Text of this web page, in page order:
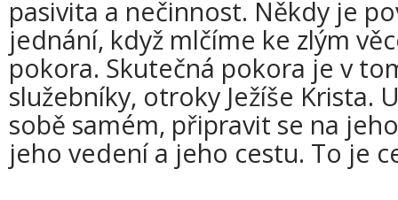
pasivita a nečinnost. Někdy je
jednání, když mlčíme ke zlým
pokora. Skutečná pokora je v
služebníky, otroky Ježíše Krista.
sobě samém, připravit se na
jeho vedení a jeho cestu. To je